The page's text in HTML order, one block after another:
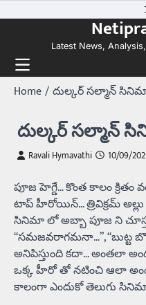
to
Latest News,
Home దుల్కర్ సల్మాన్
దుల్కర్ సల్మాన్
Ravali Hymavathi 10/09/
పూజ హెగ్డే… కొంత కాలం క్రితం
టాప్ హీరోయిన్… త్రివిక్రమ్ అల్లు
సినిమా లో అబ్బా పూజ ని
“సమజవరాగమనా…”, “బుట్ట
అనిపిస్తుంది కదా… అంతలా
ఒక్క హీరో తో నటించి ఆలా
కాలంగా ఎందుకో తెలుగు